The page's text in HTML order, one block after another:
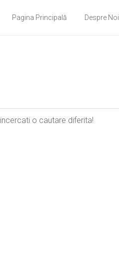
Pagina Principală Despre Noi
o cautare diferita!